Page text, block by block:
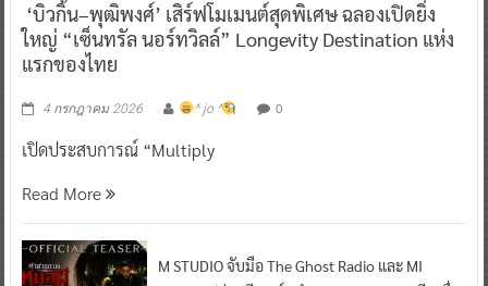
‘บิวกิ้น–พุฒิพงศ์’ เสิร์ฟโมเมนต์สุดพิเศษ ฉลองเปิดยิ่ง
ใหญ่ “เซ็นทรัล นอร์ทวิลล์” Longevity Destination แห่ง
แรกของไทย
4 กรกฎาคม 2026 ^ jo ^ 0
เปิดประสบการณ์ “Multiply
Read More
M STUDIO จับมือ The Ghost Radio และ MI